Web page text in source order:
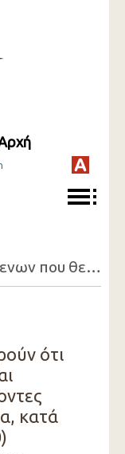
Πίνακας 8. Ποσοστά εργαζόμενων που θεωρούν ότι στο χώρο εργασίας είναι εκτεθειμένοι σε παράγοντες επιβλαβείς για την υγεία, κατά επάγγελμα
ότι
κατά